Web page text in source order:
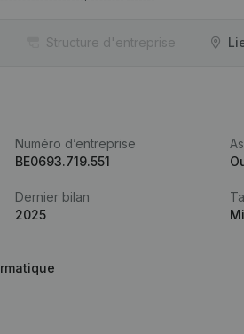
Structure d'entreprise
Numéro d’entreprise
BE0693.719.551
Dernier bilan
2025